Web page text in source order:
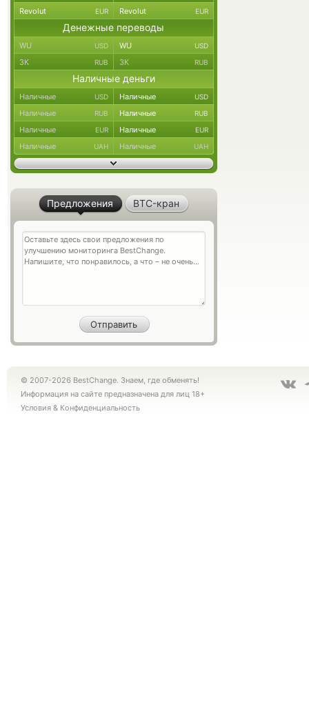
Revolut EUR Revolut EUR
Денежные переводы
WU USD WU USD
ЗК RUB ЗК RUB
Наличные деньги
Наличные USD Наличные USD
Наличные RUB Наличные RUB
Наличные EUR Наличные EUR
Наличные UAH Наличные UAH
Предложения BTC-кран
© 2007-2026 BestChange. Знаем, где обменять!
Информация на сайте предназначена для лиц 18+
Условия & Конфиденциальность